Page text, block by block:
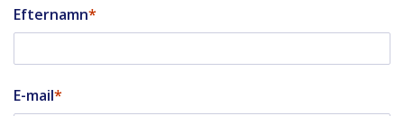
Efternamn
E-mail